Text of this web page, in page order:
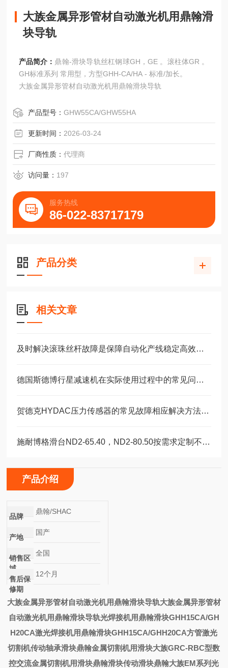
大族金属异形管材自动激光机用鼎翰滑
块导轨
产品简介： 鼎翰-滑块导轨丝杠钢球GH，GE 。滚柱体GR 。
GH标准系列 常用型，方型GHH-CA/HA - 标准/加长。
大族金属异形管材自动激光机用鼎翰滑块导轨
产品型号：GHW55CA/GHW55HA
更新时间： 2026-03-24
厂商性质：代理商
访问量： 197
服务热线
86-022-83717179
产品分类
相关文章
及时解决滚珠丝杆故障是保障自动化产线稳定高效的关键
德国斯德博行星减速机在实际使用过程中的常见问题相应解决方法分享
贺德克HYDAC压力传感器的常见故障相应解决方法分享
施耐博格滑台ND2-65.40，ND2-80.50按需求定制不同模具
产品介绍
品牌
鼎翰/SHAC
产地
国产
销售区
域
全国
售后保
修期
12个月
大族金属异形管材自动激光机用鼎翰滑块导轨大族金属异形管材
自动激光机用鼎翰滑块导轨光焊接机用鼎翰滑块GHH15CA/GH
H20CA激光焊接机用鼎翰滑块GHH15CA/GHH20CA方管激光
切割机传动轴承滑块鼎翰金属切割机用滑块大族GRC-RBC型数
控交流金属切割机用滑块鼎翰滑块传动滑块鼎翰大族EM系列光